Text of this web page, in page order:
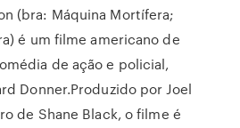
(bra: Máquina Mortífera;
é um filme americano de
de ação e policial,
Donner.Produzido por Joel
de Shane Black, o filme é